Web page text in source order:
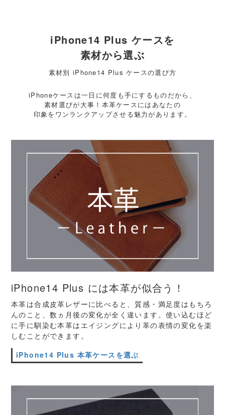
iPhone14 Plus ケースを
素材から選ぶ
素材別 iPhone14 Plus ケースの選び方
iPhoneケースは一日に何度も手にするものだから、
素材選びが大事！本革ケースにはあなたの
印象をワンランクアップさせる魅力があります。
iPhone14 Plus には本革が似合う！
本革は合成皮革レザーに比べると、質感・満足度はもちろ
んのこと、数ヵ月後の変化が全く違います。使い込むほど
に手に馴染む本革はエイジングにより革の表情の変化を楽
しむことができます。
iPhone14 Plus 本革ケースを選ぶ